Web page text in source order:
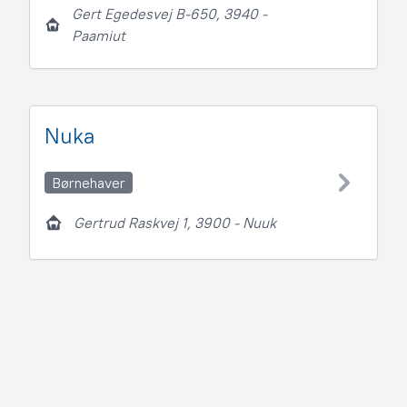
Gert Egedesvej B-650, 3940 -
Paamiut
Nuka
Børnehaver
Gertrud Raskvej 1, 3900 - Nuuk